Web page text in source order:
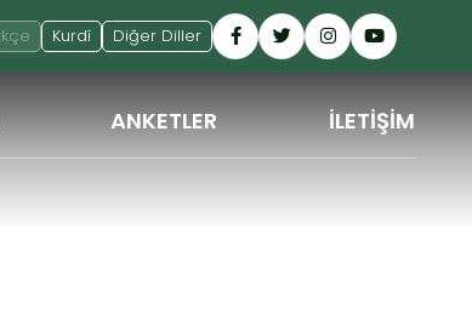
Kurdî Diğer Diller
ANKETLER İLETİŞİM